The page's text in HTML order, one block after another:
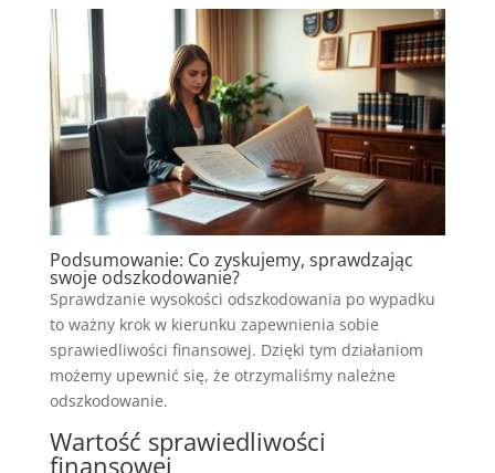
Podsumowanie: Co zyskujemy, sprawdzając
swoje odszkodowanie?
Sprawdzanie wysokości odszkodowania po wypadku
to ważny krok w kierunku zapewnienia sobie
sprawiedliwości finansowej. Dzięki tym działaniom
możemy upewnić się, że otrzymaliśmy należne
odszkodowanie.
Wartość sprawiedliwości
finansowej